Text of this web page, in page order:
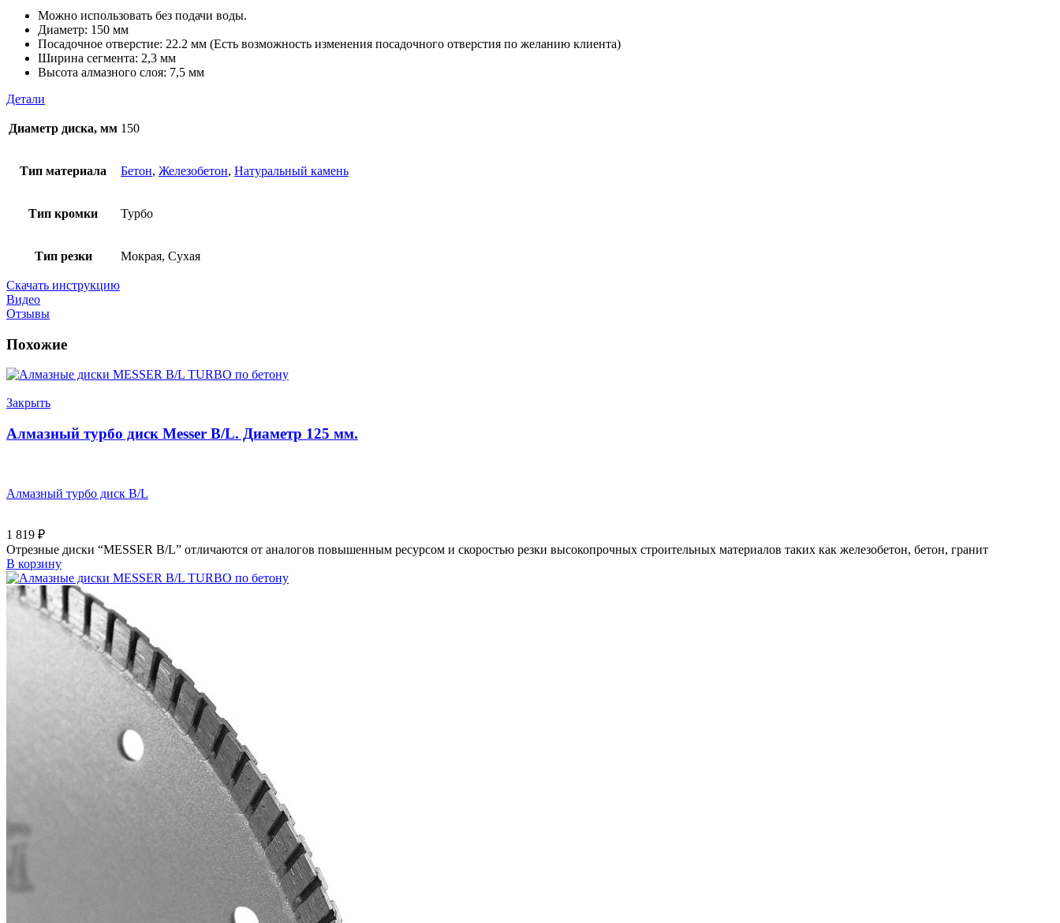
Можно использовать без подачи воды.
Диаметр: 150 мм
Посадочное отверстие: 22.2 мм (Есть возможность изменения посадочного отверстия по желанию клиента)
Ширина сегмента: 2,3 мм
Высота алмазного слоя: 7,5 мм
Детали
Диаметр диска, мм 150
Тип материала Бетон, Железобетон, Натуральный камень
Тип кромки Турбо
Тип резки Мокрая, Сухая
Скачать инструкцию
Видео
Отзывы
Похожие
Закрыть
Алмазный турбо диск Messer B/L. Диаметр 125 мм.
Алмазный турбо диск B/L
1 819 ₽
Отрезные диски “MESSER B/L” отличаются от аналогов повышенным ресурсом и скоростью резки высокопрочных строительных материалов таких как железобетон, бетон, гранит
В корзину